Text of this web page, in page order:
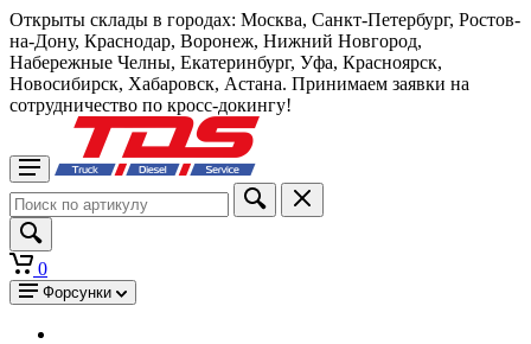
Открыты склады в городах: Москва, Санкт-Петербург, Ростов-
на-Дону, Краснодар, Воронеж, Нижний Новгород,
Набережные Челны, Екатеринбург, Уфа, Красноярск,
Новосибирск, Хабаровск, Астана. Принимаем заявки на
сотрудничество по кросс-докингу!
0
Форсунки